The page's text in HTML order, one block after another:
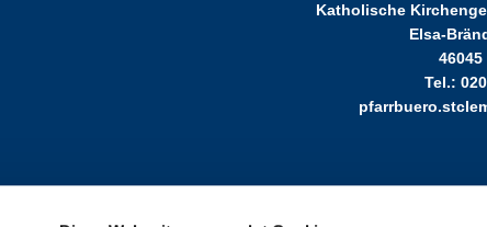
Katholische
Elsa-
Tel.: